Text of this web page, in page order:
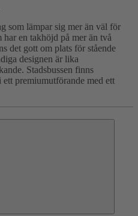
som lämpar sig mer än väl för
en takhöjd på mer än två
det gott om plats för stående
designen är lika
Stadsbussen finns
premiumutförande med ett